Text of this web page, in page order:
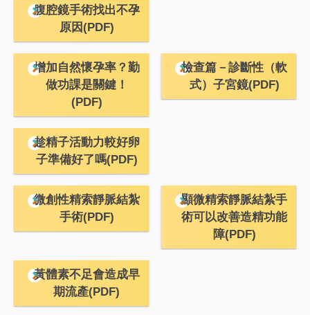
腹腔鏡手術找出不孕
原因(PDF)
增加自然懷孕率？勤
做功課是關鍵！
(PDF)
檢查篇－診斷性（軟
式）子宮鏡(PDF)
趁精子活動力較好卵
子準備好了嗎(PDF)
微創性精索靜脈結紮
手術(PDF)
顯微精索靜脈結紮手
術可以改善造精功能
障(PDF)
黃體素不足會造成早
期流產(PDF)